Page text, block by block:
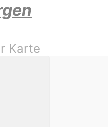
Karte